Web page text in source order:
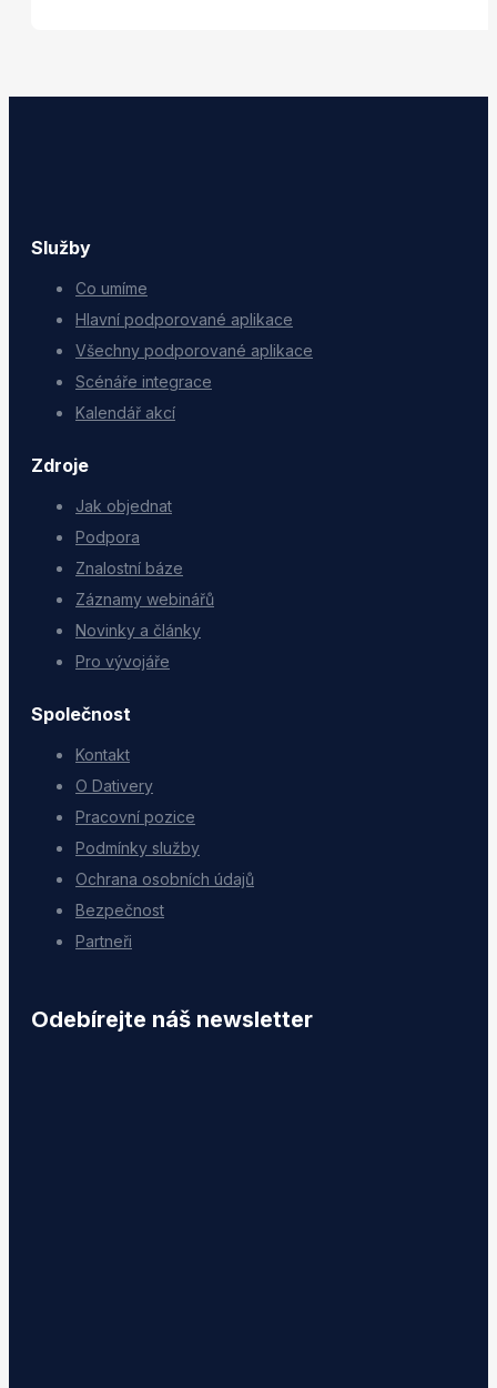
Služby
Co umíme
Hlavní podporované aplikace
Všechny podporované aplikace
Scénáře integrace
Kalendář akcí
Zdroje
Jak objednat
Podpora
Znalostní báze
Záznamy webinářů
Novinky a články
Pro vývojáře
Společnost
Kontakt
O Dativery
Pracovní pozice
Podmínky služby
Ochrana osobních údajů
Bezpečnost
Partneři
Odebírejte náš newsletter